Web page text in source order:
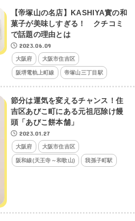
【帝塚山の名店】KASHIYA實の和
菓子が美味しすぎる！ クチコミ
で話題の理由とは
2023.06.09
大阪府 大阪市住吉区
阪堺電軌上町線 帝塚山三丁目駅
節分は運気を変えるチャンス！住
吉区あびこ町にある元祖厄除け饅
頭「あびこ餅本舗」
2023.01.27
大阪府 大阪市住吉区
阪和線(天王寺～和歌山) 我孫子町駅